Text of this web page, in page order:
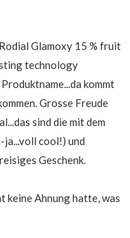
Glamoxy 15 % fruit
technology
kommt
Grosse Freude
sind die mit dem
ja...voll cool!) und
Geschenk.
keine Ahnung hatte, was